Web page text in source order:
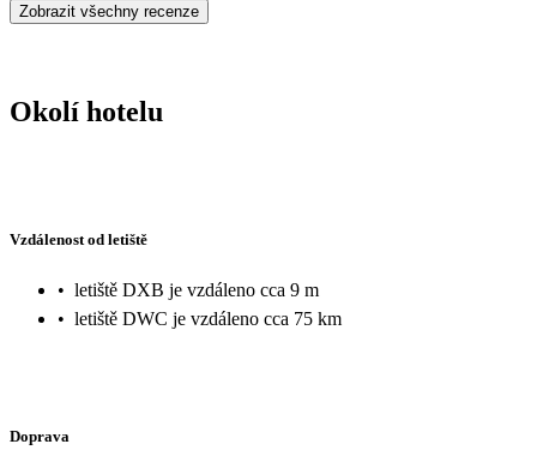
Zobrazit všechny recenze
Okolí hotelu
Vzdálenost od letiště
• letiště DXB je vzdáleno cca 9 m
• letiště DWC je vzdáleno cca 75 km
Doprava